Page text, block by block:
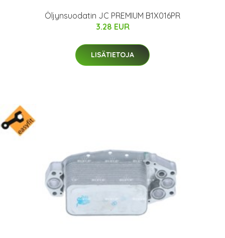
Öljynsuodatin JC PREMIUM B1X016PR
3.28 EUR
LISÄTIETOJA